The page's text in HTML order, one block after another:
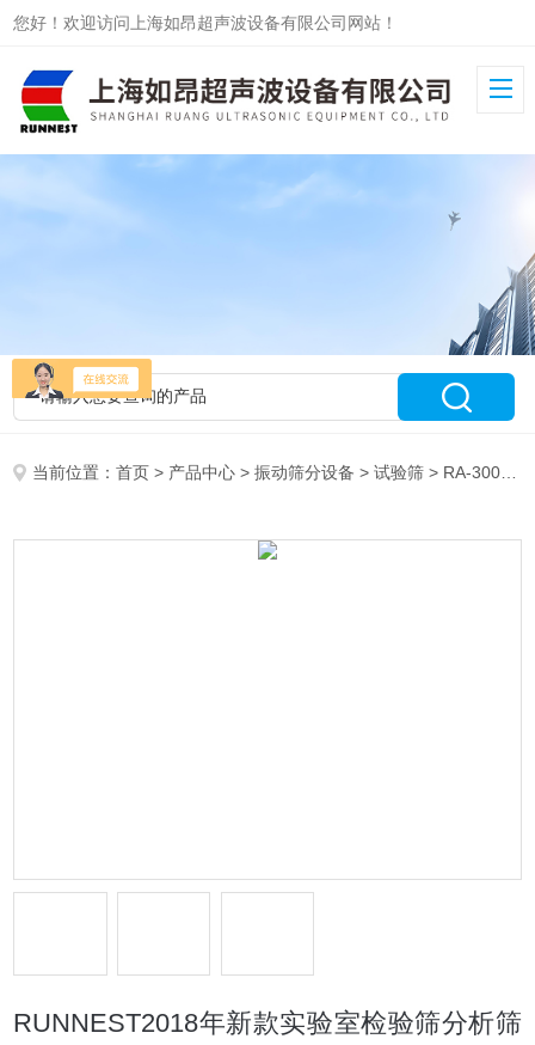
您好！欢迎访问上海如昂超声波设备有限公司网站！
当前位置：首页 > 产品中心 >振动筛分设备 >试验筛 > RA-300RUNNEST2018年新款实验室检验筛分析筛 振动筛
RUNNEST2018年新款实验室检验筛分析筛